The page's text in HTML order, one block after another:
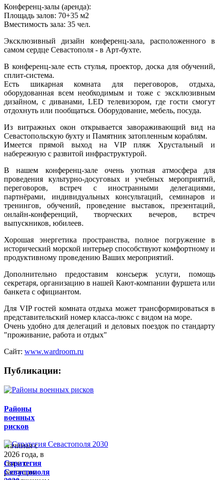
Конференц-залы (аренда):
Площадь залов: 70+35 м2
Вместимость зала: 35 чел.
Эксклюзивный дизайн конференц-зала, расположенного в
самом сердце Севастополя - в Арт-бухте.
В конференц-зале есть стулья, проектор, доска для обучений,
сплит-система.
Есть шикарная комната для переговоров, отдыха,
оборудованная всем необходимым и тоже с эксклюзивным
дизайном, с диванами, LED телевизором, где гости смогут
отдохнуть или пообщаться. Оборудование, мебель, посуда.
Из витражных окон открывается завораживающий вид на
Севастопольскую бухту и Памятник затопленным кораблям.
Имеется прямой выход на VIP пляж Хрустальный и
набережную с развитой инфраструктурой.
В нашем конференц-зале очень уютная атмосфера для
проведения культурно-досуговых и учебных мероприятий,
переговоров, встреч с иностранными делегациями,
партнёрами, индивидуальных консультаций, семинаров и
тренингов, обучений, проведение выставок, презентаций,
онлайн-конференций, творческих вечеров, встреч
выпускников, юбилеев.
Хорошая энергетика пространства, полное погружение в
исторический морской интерьер способствуют комфортному и
продуктивному проведению Ваших мероприятий.
Дополнительно предоставим консьерж услуги, помощь
секретаря, организацию в нашей Кают-компании фуршета или
банкета с официантом.
Для VIP гостей комната отдыха может трансформироваться в
представительский номер класса-люкс с видом на море.
Очень удобно для делегаций и деловых поездок по стандарту
"проживание, работа и отдых"
Сайт: www.wardroom.ru
Публикации:
Районы
военных
рисков
Начиная с
2026 года, в
связи с
растущим
Стратегия
Севастополя